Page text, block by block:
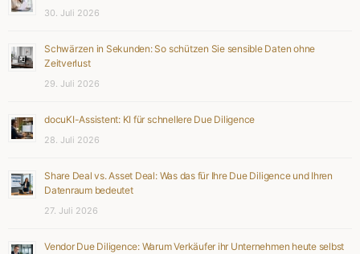
30. Juli 2026
Schwärzen in Sekunden: So schützen Sie sensible Daten ohne
Zeitverlust
29. Juli 2026
docuKI-Assistent: KI für schnellere Due Diligence
28. Juli 2026
Share Deal vs. Asset Deal: Was das für Ihre Due Diligence und Ihren
Datenraum bedeutet
27. Juli 2026
Vendor Due Diligence: Warum Verkäufer ihr Unternehmen heute selbst